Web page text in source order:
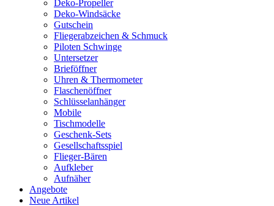
Deko-Propeller
Deko-Windsäcke
Gutschein
Fliegerabzeichen & Schmuck
Piloten Schwinge
Untersetzer
Brieföffner
Uhren & Thermometer
Flaschenöffner
Schlüsselanhänger
Mobile
Tischmodelle
Geschenk-Sets
Gesellschaftsspiel
Flieger-Bären
Aufkleber
Aufnäher
Angebote
Neue Artikel